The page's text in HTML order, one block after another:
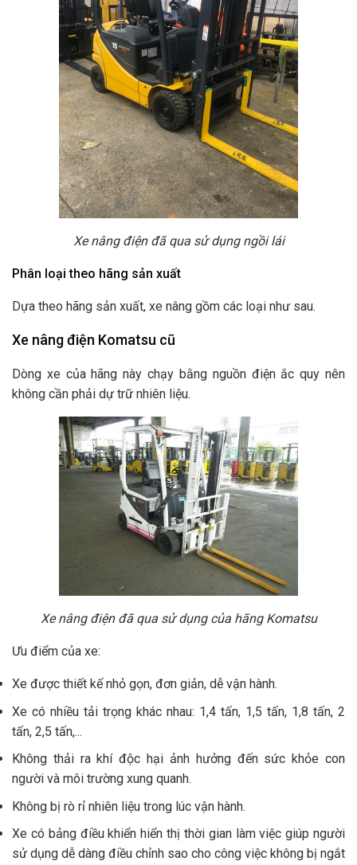
Xe nâng điện đã qua sử dụng ngồi lái
Phân loại theo hãng sản xuất
Dựa theo hãng sản xuất, xe nâng gồm các loại như sau.
Xe nâng điện Komatsu cũ
Dòng xe của hãng này chạy bằng nguồn điện ắc quy nên
không cần phải dự trữ nhiên liệu.
Xe nâng điện đã qua sử dụng của hãng Komatsu
Ưu điểm của xe:
Xe được thiết kế nhỏ gọn, đơn giản, dễ vận hành.
Xe có nhiều tải trọng khác nhau: 1,4 tấn, 1,5 tấn, 1,8 tấn, 2
tấn, 2,5 tấn,...
Không thải ra khí độc hại ảnh hưởng đến sức khỏe con
người và môi trường xung quanh.
Không bị rò rỉ nhiên liệu trong lúc vận hành.
Xe có bảng điều khiển hiển thị thời gian làm việc giúp người
sử dụng dễ dàng điều chỉnh sao cho công việc không bị ngắt